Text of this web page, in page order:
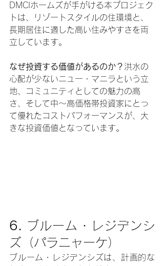
DMCIホームズが手がける本プロジェク
トは、リゾートスタイルの住環境と、
長期居住に適した高い住みやすさを両
立しています。
なぜ投資する価値があるのか？ 洪水の
心配が少ないニュー・マニラという立
地、コミュニティとしての魅力の高
さ、そして中〜高価格帯投資家にとっ
て優れたコストパフォーマンスが、大
きな投資価値となっています。
6. ブルーム・レジデンシ
ズ（パラニャーケ）
ブルーム・レジデンシズは、計画的な